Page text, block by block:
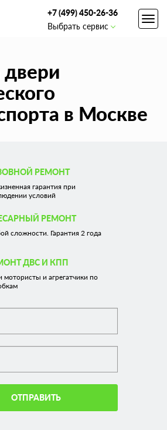
+7 (499) 450-26-36
Выбрать сервис
двери
в Москве
РЕМОНТ
гарантия при
условий
РЕМОНТ
сложности. Гарантия 2 года
ДВС И КПП
мотористы и агрегатчики по
ОТПРАВИТЬ